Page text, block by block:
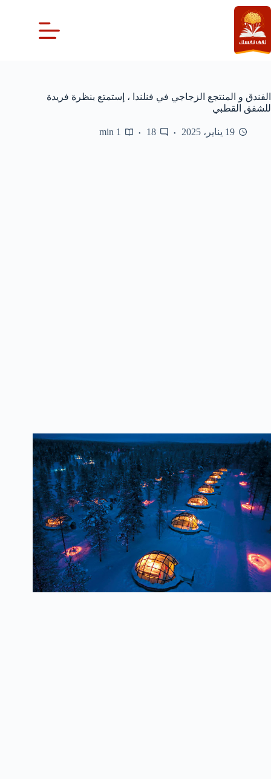
التجاوز
إلى
المحتوى
الفندق و المنتجع الزجاجي في فنلندا ، إستمتع بنظرة فريدة
للشفق القطبي
19 يناير، 2025 18
1 min